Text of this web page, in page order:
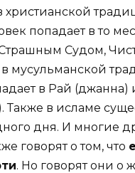
христианской
попадает в то
Страшным Судом,
мусульманской
в Рай (джанна)
Также в исламе
дня. И многие
говорят о том, что
. Но говорят они о